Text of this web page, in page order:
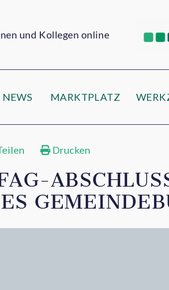
und Kollegen online
NEWS MARKTPLATZ
Drucken